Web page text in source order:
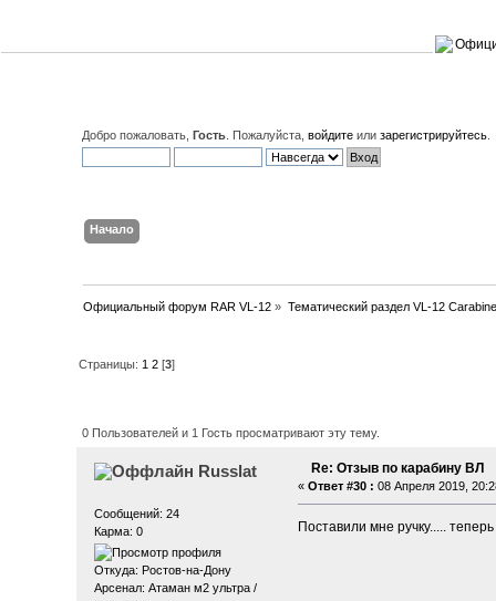
Добро пожаловать, Гость . Пожалуйста, войдите или зарегистрируйтесь
Начало
Официальный форум RAR VL-12 » Тематический раздел VL-12 Carabine
Страницы: 1 2 [3]
0 Пользователей и 1 Гость просматривают эту тему.
Russlat
Сообщений: 24
Карма: 0
Откуда: Ростов-на-Дону
Арсенал: Атаман м2 ультра /
Re: Отзыв по карабину ВЛ
« Ответ #30 : 08 Апреля 2019,
Поставили мне ручку.....